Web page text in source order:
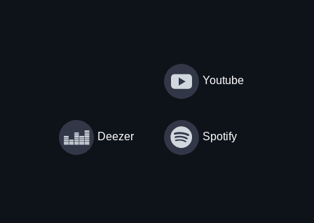
Youtube
Deezer Spotify